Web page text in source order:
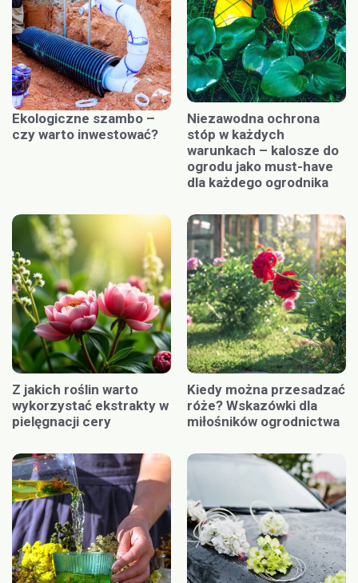
Ekologiczne szambo –
czy warto inwestować?
Niezawodna ochrona
stóp w każdych
warunkach – kalosze do
ogrodu jako must-have
dla każdego ogrodnika
Z jakich roślin warto
wykorzystać ekstrakty w
pielęgnacji cery
Kiedy można przesadzać
róże? Wskazówki dla
miłośników ogrodnictwa